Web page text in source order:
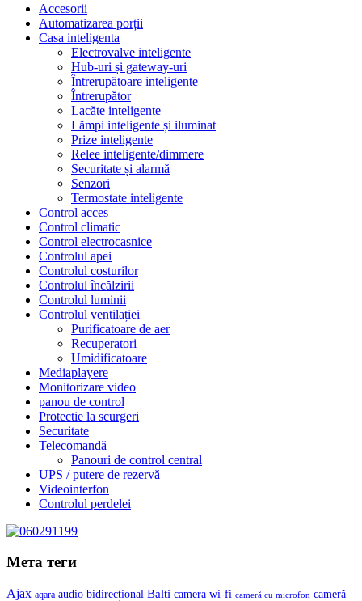
Accesorii
Automatizarea porții
Casa inteligenta
Electrovalve inteligente
Hub-uri și gateway-uri
Întrerupătoare inteligente
Întrerupător
Lacăte inteligente
Lămpi inteligente și iluminat
Prize inteligente
Relee inteligente/dimmere
Securitate și alarmă
Senzori
Termostate inteligente
Control acces
Control climatic
Control electrocasnice
Controlul apei
Controlul costurilor
Controlul încălzirii
Controlul luminii
Controlul ventilației
Purificatoare de aer
Recuperatori
Umidificatoare
Mediaplayere
Monitorizare video
panou de control
Protectie la scurgeri
Securitate
Telecomandă
Panouri de control central
UPS / putere de rezervă
Videointerfon
Сontrolul perdelei
Мета теги
Ajax aqara audio bidirecțional Balti camera wi-fi cameră cu microfon cameră